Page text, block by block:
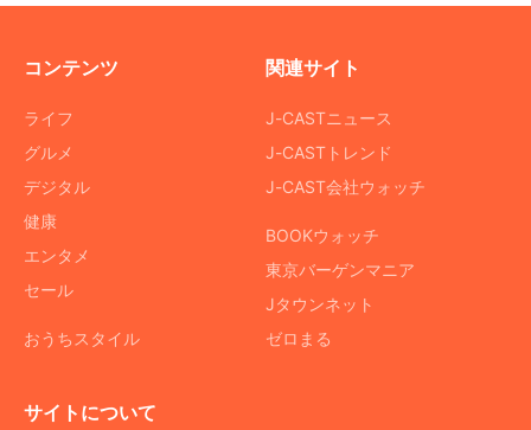
コンテンツ
ライフ
グルメ
デジタル
健康
エンタメ
セール
おうちスタイル
関連サイト
J-CASTニュース
J-CASTトレンド
J-CAST会社ウォッチ
BOOKウォッチ
東京バーゲンマニア
Jタウンネット
ゼロまる
サイトについて